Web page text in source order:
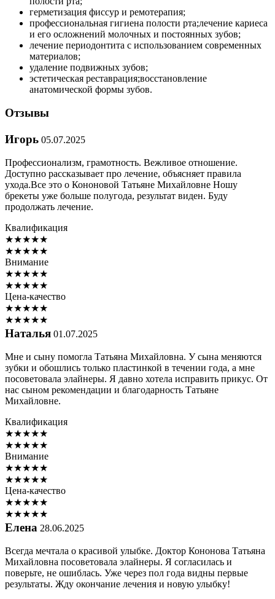
герметизация фиссур и ремотерапия;
профессиональная гигиена полости рта;лечение кариеса
и его осложнений молочных и постоянных зубов;
лечение периодонтита с использованием современных
материалов;
удаление подвижных зубов;
эстетическая реставрация;восстановление
анатомической формы зубов.
Отзывы
Игорь 05.07.2025
Профессионализм, грамотность. Вежливое отношение.
Доступно рассказывает про лечение, объясняет правила
ухода.Все это о Кононовой Татьяне Михайловне Ношу
брекеты уже больше полугода, результат виден. Буду
продолжать лечение.
Квалификация
★★★★★
★★★★★
Внимание
★★★★★
★★★★★
Цена-качество
★★★★★
★★★★★
Наталья 01.07.2025
Мне и сыну помогла Татьяна Михайловна. У сына меняются
зубки и обошлись только пластинкой в течении года, а мне
посоветовала элайнеры. Я давно хотела исправить прикус. От
нас сыном рекомендации и благодарность Татьяне
Михайловне.
Квалификация
★★★★★
★★★★★
Внимание
★★★★★
★★★★★
Цена-качество
★★★★★
★★★★★
Елена 28.06.2025
Всегда мечтала о красивой улыбке. Доктор Кононова Татьяна
Михайловна посоветовала элайнеры. Я согласилась и
поверьте, не ошиблась. Уже через пол года видны первые
результаты. Жду окончание лечения и новую улыбку!